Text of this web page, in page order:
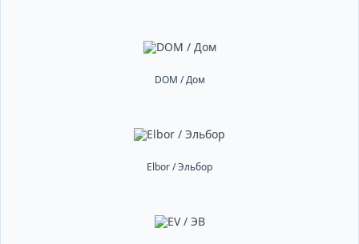
DOM / Дом
Elbor / Эльбор